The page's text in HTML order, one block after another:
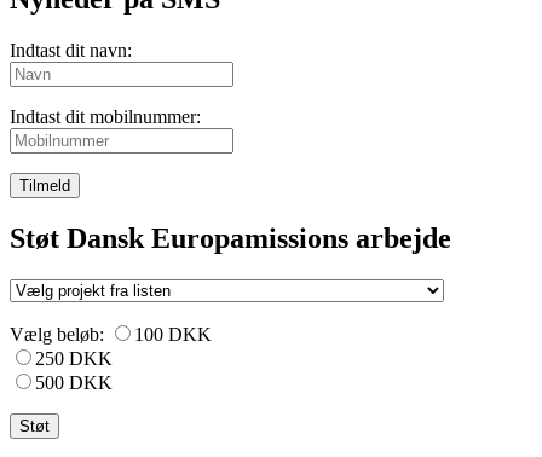
Indtast dit navn:
Indtast dit mobilnummer:
Tilmeld
Støt Dansk Europamissions arbejde
Vælg beløb:
100 DKK
250 DKK
500 DKK